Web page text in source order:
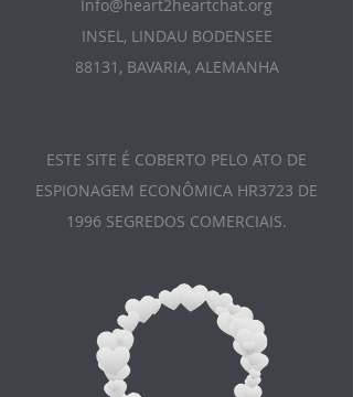
Info@heart2heartchat.org
INSEL, LINDAU BODENSEE
88131, BAVARIA, ALEMANHA
ESTE SITE É COBERTO PELO ATO DE
ESPIONAGEM ECONÔMICA HR3723 DE
1996 SEGREDOS COMERCIAIS.